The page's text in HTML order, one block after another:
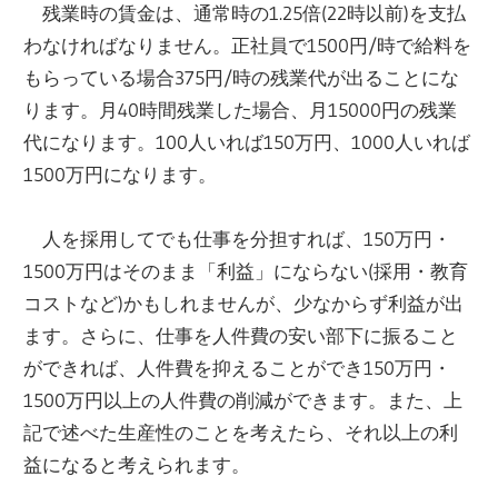
残業時の賃金は、通常時の1.25倍(22時以前)を支払
わなければなりません。正社員で1500円/時で給料を
もらっている場合375円/時の残業代が出ることにな
ります。月40時間残業した場合、月15000円の残業
代になります。100人いれば150万円、1000人いれば
1500万円になります。
人を採用してでも仕事を分担すれば、150万円・
1500万円はそのまま「利益」にならない(採用・教育
コストなど)かもしれませんが、少なからず利益が出
ます。さらに、仕事を人件費の安い部下に振ること
ができれば、人件費を抑えることができ150万円・
1500万円以上の人件費の削減ができます。また、上
記で述べた生産性のことを考えたら、それ以上の利
益になると考えられます。